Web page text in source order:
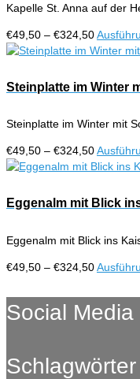
Kapelle St. Anna auf der
€49,50 – €324,50
€49,50
€324,50
Steinplatte im Winter
Steinplatte im Winter mit
€49,50 – €324,50
€49,50
€324,50
Eggenalm mit Blick
Eggenalm mit Blick ins
€49,50 – €324,50
bis
€324,50
Social Media
Schlagwörter